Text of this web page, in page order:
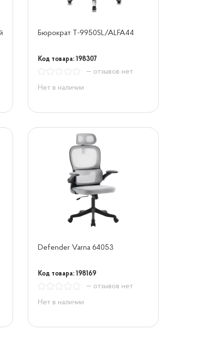
Бюрократ T-9950SL/ALFA44
Код товара: 198307
— отзывов нет
Нет в наличии
Defender Varna 64053
Код товара: 198169
— отзывов нет
Нет в наличии